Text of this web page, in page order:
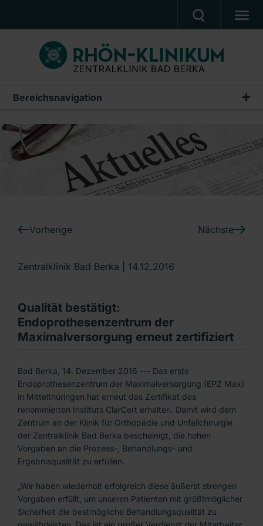
UNSERE KLINIK
PATIENTEN & ANGEHÖRIGE
PRESSE, VERANSTALTUNGEN, FILME
Ein Unternehmen der RHÖN-KLINIKUM AG
Bereichsnavigation
Pressemeldungen
Archiv
Vorherige Nächste
Zentralklinik Bad Berka | 14.12.2016
Qualität bestätigt:
Endoprothesenzentrum der
Maximalversorgung erneut zertifiziert
Bad Berka, 14. Dezember 2016 --- Das erste
Endoprothesenzentrum der Maximalversorgung (EPZ Max)
in Mittelthüringen hat erneut das Zertifikat des
renommierten Instituts ClarCert erhalten. Damit wird dem
Zentrum an der Klinik für Orthopädie und Unfallchirurgie
der Zentralklinik Bad Berka bescheinigt, die hohen
Vorgaben an die Prozess-, Behandlungs- und
Ergebnisqualität zu erfüllen.
„Wir haben wiederholt erfolgreich diese äußerst strengen
Vorgaben erfüllt, um unseren Patienten mit größtmöglicher
Sicherheit die bestmögliche Behandlungsqualität zu